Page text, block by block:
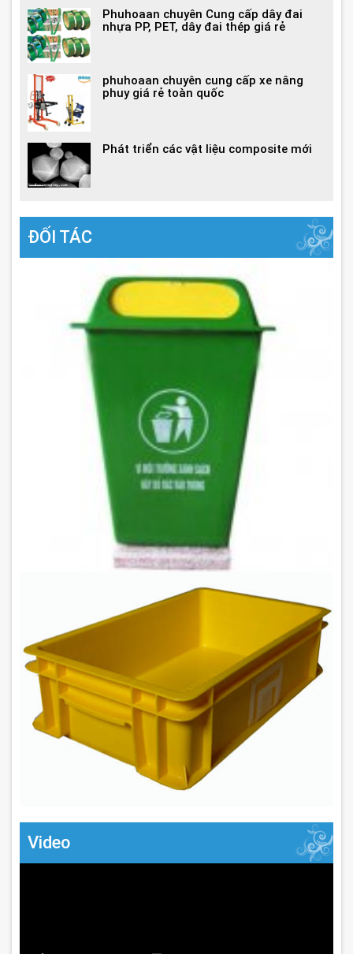
Phuhoaan chuyên Cung cấp dây đai
nhựa PP, PET, dây đai thép giá rẻ
phuhoaan chuyên cung cấp xe nâng
phuy giá rẻ toàn quốc
Phát triển các vật liệu composite mới
ĐỐI TÁC
Video